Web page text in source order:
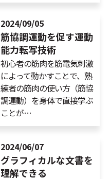
2024/09/05
筋協調運動を促す運動
能力転写技術
初心者の筋肉を筋電気刺激
によって動かすことで、熟
練者の筋肉の使い方（筋協
調運動）を身体で直接学ぶ
ことが…
2024/06/07
グラフィカルな文書を
理解できる